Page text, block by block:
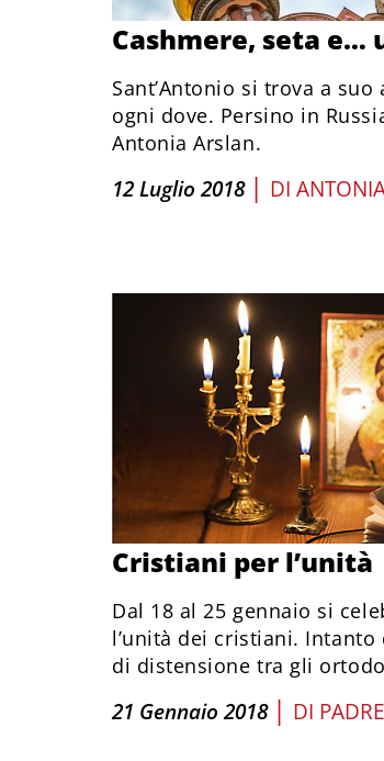
Cashmere, seta e…
Sant’Antonio si trova a
ogni dove. Persino in
Antonia Arslan.
12 Luglio 2018 | DI
Cristiani per l’unità
Dal 18 al 25 gennaio si
l’unità dei cristiani. Intanto
di distensione tra gli
21 Gennaio 2018 | DI